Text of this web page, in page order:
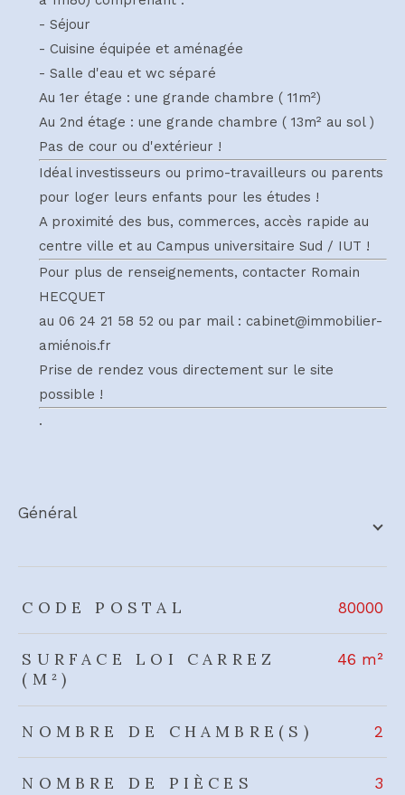
- Séjour
- Cuisine équipée et aménagée
- Salle d'eau et wc séparé
Au 1er étage : une grande chambre ( 11m²)
Au 2nd étage : une grande chambre ( 13m² au sol )
Pas de cour ou d'extérieur !
Idéal investisseurs ou primo-travailleurs ou parents
pour loger leurs enfants pour les études !
A proximité des bus, commerces, accès rapide au
centre ville et au Campus universitaire Sud / IUT !
Pour plus de renseignements, contacter Romain
HECQUET
au 06 24 21 58 52 ou par mail : cabinet@immobilier-
amiénois.fr
Prise de rendez vous directement sur le site
possible !
.
général
TRAD_ZEPHYR_Caracteristique TRAD_ZEPHYR_Valeurs
CODE POSTAL 80000
SURFACE LOI CARREZ
(M²)
46 m²
NOMBRE DE CHAMBRE(S) 2
NOMBRE DE PIÈCES 3